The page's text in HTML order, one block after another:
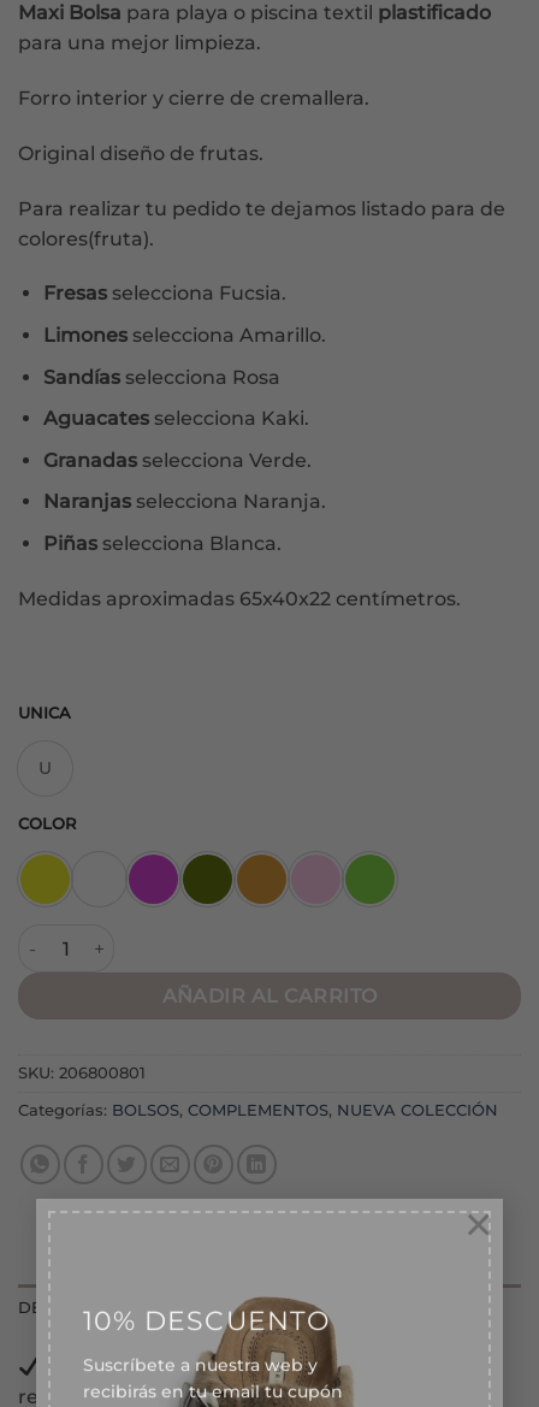
10% DESCUENTO
Suscríbete a nuestra web y
recibirás en tu email tu cupón
descuento de bienvenida
×
Maxi Bolsa para playa o piscina textil plastificado
para una mejor limpieza.
Forro interior y cierre de cremallera.
Original diseño de frutas.
Para realizar tu pedido te dejamos listado para de
colores(fruta).
Fresasselecciona Fucsia.
Limonesselecciona Amarillo.
Sandíasselecciona Rosa
Aguacatesselecciona Kaki.
Granadasselecciona Verde.
Naranjasselecciona Naranja.
Piñasselecciona Blanca.
Medidas aproximadas 65x40x22 centímetros.
UNICA
U
COLOR
AÑADIR AL CARRITO
SKU: 206800801
Categorías: BOLSOS, COMPLEMENTOS, NUEVA COLECCIÓN
DESCRIPCIÓN
Realiza tupedidoantes de las 13:00 horas y lo
recibirás en las siguientes 24/72 horas laborables.